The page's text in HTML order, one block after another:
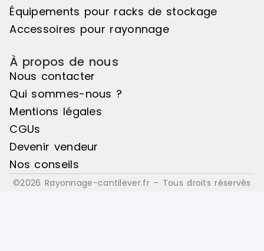
Équipements pour racks de stockage
Accessoires pour rayonnage
À propos de nous
Nous contacter
Qui sommes-nous ?
Mentions légales
CGUs
Devenir vendeur
Nos conseils
©2026 Rayonnage-cantilever.fr – Tous droits réservés